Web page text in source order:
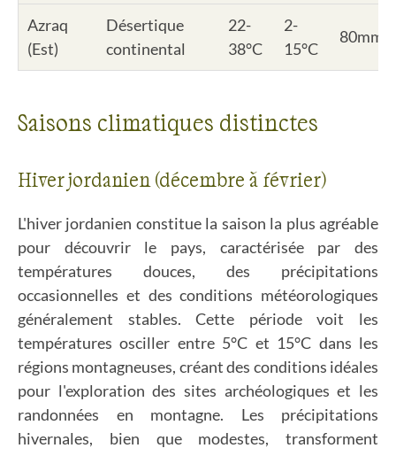
Azraq
(Est)
Désertique
continental
22-
38°C
2-
15°C
80mm
Saisons climatiques distinctes
Hiver jordanien (décembre à février)
L'hiver jordanien constitue la saison la plus agréable
pour découvrir le pays, caractérisée par des
températures douces, des précipitations
occasionnelles et des conditions météorologiques
généralement stables. Cette période voit les
températures osciller entre 5°C et 15°C dans les
régions montagneuses, créant des conditions idéales
pour l'exploration des sites archéologiques et les
randonnées en montagne. Les précipitations
hivernales, bien que modestes, transforment